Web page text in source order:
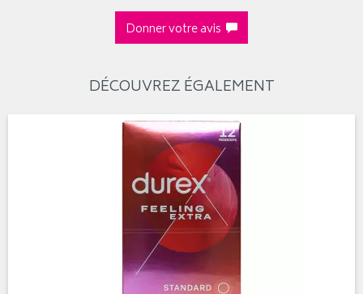
Donner votre avis
DÉCOUVREZ ÉGALEMENT